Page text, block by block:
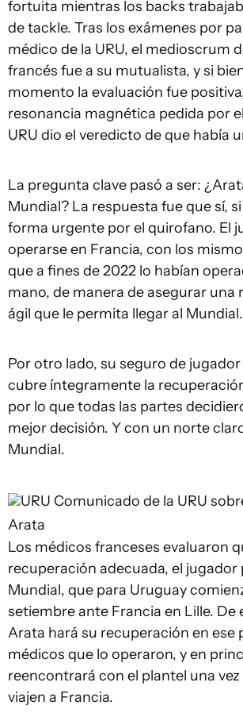
fortuita mientras los backs
de tackle. Tras los exámenes por
médico de la URU, el medioscrum
francés fue a su mutualista, y si
momento la evaluación fue
resonancia magnética pedida por
URU dio el veredicto de que había
La pregunta clave pasó a ser:
Mundial? La respuesta fue que sí,
forma urgente por el quirofano. El
operarse en Francia, con los
que a fines de 2022 lo habían
mano, de manera de asegurar una
ágil que le permita llegar al Mundial.
Por otro lado, su seguro de
cubre íntegramente la
por lo que todas las partes
mejor decisión. Y con un norte
Mundial.
URU Comunicado de la URU
Arata
Los médicos franceses evaluaron
recuperación adecuada, el jugador
Mundial, que para Uruguay
setiembre ante Francia en Lille. De
Arata hará su recuperación en ese
médicos que lo operaron, y en
reencontrará con el plantel una vez
viajen a Francia.